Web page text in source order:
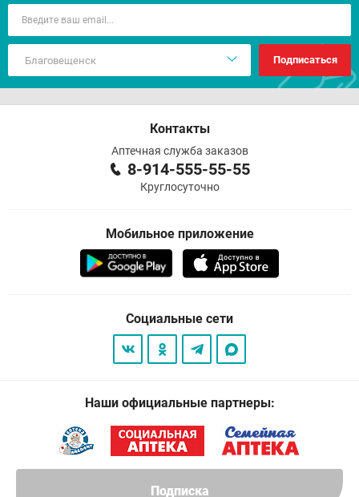
Подписка
Подписаться
Контакты
Аптечная служба заказов
8-914-555-55-55
Круглосуточно
Мобильное приложение
Социальные сети
Наши официальные партнеры: